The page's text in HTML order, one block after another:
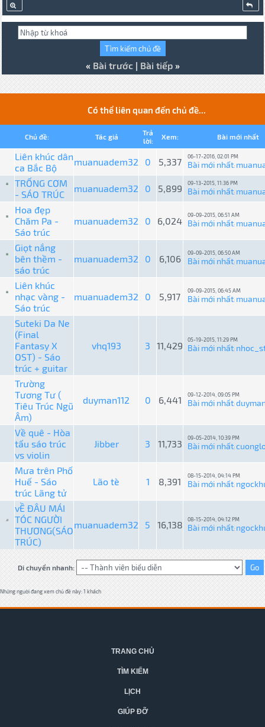
« Bài trước| Bài tiếp»
Có thể liên quan đến chủ đề...
Chủ đề: Tác giả
Trả
lời:
Xem: Bài mới nhất
Liên khúc dân
ca Bắc Bộ
muanuadem32 0 5,337 06-17-2016, 02:01 PM
Bài mới nhất:
TRỐNG CƠM
- SÁO TRÚC
muanuadem32 0 5,899 09-13-2015, 11:36 PM
Bài mới nhất:
Hoa đẹp
Chăm Pa -
Sáo trúc
muanuadem32 0 6,024
09-09-2015, 06:51 AM
Bài mới nhất:
Giọt nắng
bên thềm -
sáo trúc
muanuadem32 0 6,106
09-09-2015, 06:50 AM
Bài mới nhất:
Liên khúc
nhạc vàng -
Sáo trúc
muanuadem32 0 5,917
09-09-2015, 06:45 AM
Bài mới nhất:
Suteki Da Ne
(Final
Fantasy X
OST) - Sáo
trúc + guitar
vhq193 3 11,429
05-19-2015, 11:29 PM
Bài mới nhất:
Trường
Tương Tư (
Tiêu Trúc Ngũ
Âm)
duyman112 0 6,441 09-12-2014, 09:05 PM
Bài mới nhất:
Về quê - Hòa
tấu sáo trúc
vs violin
Jibber 3 11,733
09-05-2014, 10:39 PM
Bài mới nhất:
Mưa trên Phố
Huế - Sáo
trúc Lãng tử
Lão tè 1 8,391
08-15-2014, 04:14 PM
Bài mới nhất:
vỀ ĐÂU MÁI
TÓC NGƯỜI
THƯƠNG(SÁO
TRÚC)
muanuadem32 5 16,138 08-15-2014, 04:12 PM
Bài mới nhất:
Di chuyển nhanh:
Những người đang xem chủ đề này: 1 khách
TRANG CHỦ
TÌM KIẾM
LỊCH
GIÚP ĐỠ